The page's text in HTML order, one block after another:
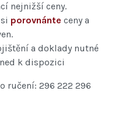
nejnižší ceny.
porovnánte ceny a
a doklady nutné
k dispozici
ručení: 296 222 296